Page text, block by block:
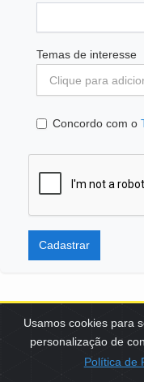
Usamos cookies para
personalização de
Política de
Temas de interesse
Concordo com o
Cadastrar
SCES, TRECHO 02,
61 3108-7000 /